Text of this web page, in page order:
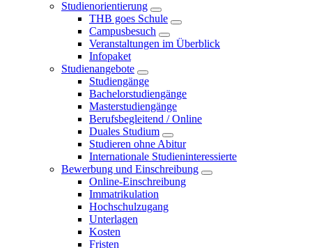
Studienorientierung
THB goes Schule
Campusbesuch
Veranstaltungen im Überblick
Infopaket
Studienangebote
Studiengänge
Bachelorstudiengänge
Masterstudiengänge
Berufsbegleitend / Online
Duales Studium
Studieren ohne Abitur
Internationale Studieninteressierte
Bewerbung und Einschreibung
Online-Einschreibung
Immatrikulation
Hochschulzugang
Unterlagen
Kosten
Fristen